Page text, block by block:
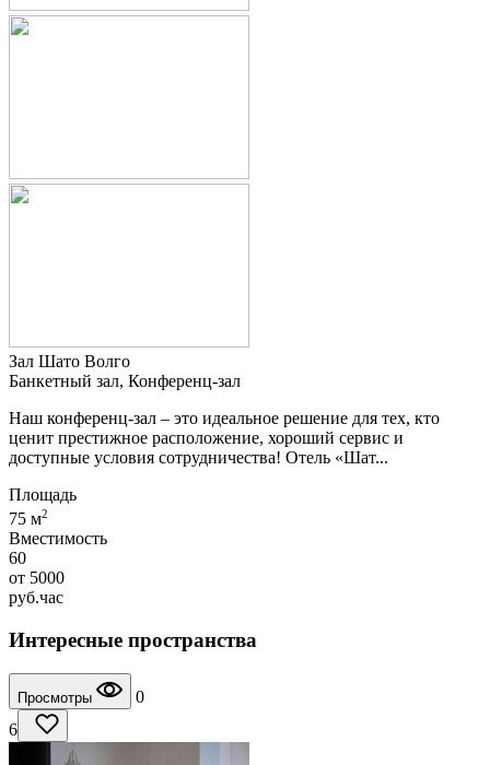
Зал Шато Волго
Банкетный зал, Конференц-зал
Наш конференц-зал – это идеальное решение для тех, кто
ценит престижное расположение, хороший сервис и
доступные условия сотрудничества! Отель «Шат...
Площадь
75 м2
Вместимость
60
от 5000
руб.час
Интересные пространства
Просмотры
0
6